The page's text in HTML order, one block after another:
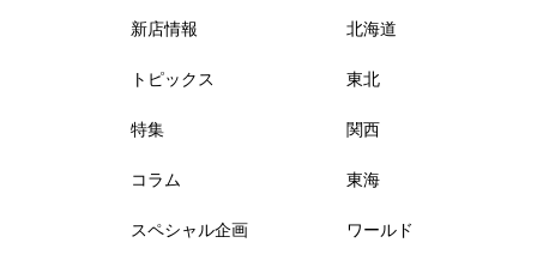
新店情報
トピックス
特集
コラム
スペシャル企画
北海道
東北
関西
東海
ワールド